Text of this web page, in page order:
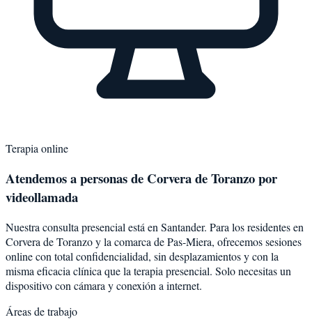
Terapia online
Atendemos a personas de Corvera de Toranzopor
videollamada
Nuestra consulta presencial está en Santander. Para los residentes en
Corvera de Toranzoy la comarca dePas-Miera, ofrecemos sesiones
online con total confidencialidad, sin desplazamientos y con la
misma eficacia clínica que la terapia presencial. Solo necesitas un
dispositivo con cámara y conexión a internet.
Áreas de trabajo